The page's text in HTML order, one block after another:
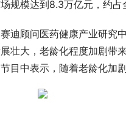
规模达到8.3万亿元，约占
赛迪顾问医药健康产业研究
壮大，老龄化程度加剧带
目中表示，随着老龄化加